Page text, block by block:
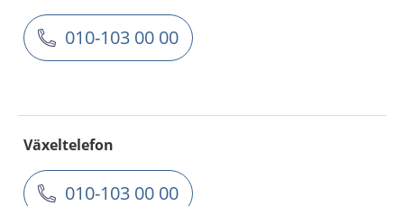
010-103 00 00
Växeltelefon
010-103 00 00